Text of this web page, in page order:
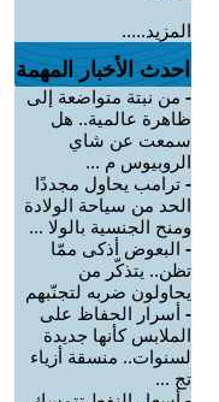
المزيد.....
احدث الأخبار المهمة
- من نبتة متواضعة إلى
ظاهرة عالمية.. هل
سمعت عن شاي
الروبيوس م ...
- ترامب يحاول مجددًا
الحد من سياحة الولادة
ومنح الجنسية بالولا ...
- البعوض أذكى ممّا
تظن.. يتذكّر من
يحاولون ضربه لتجنّبهم
- أسرار الحفاظ على
الملابس كأنها جديدة
لسنوات.. منسقة أزياء
تج ...